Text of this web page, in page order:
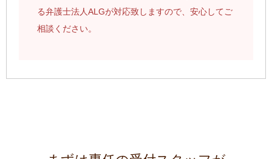
る弁護士法人ALGが対応致しますので、安心してご
相談ください。